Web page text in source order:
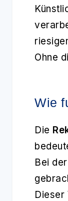
Ohne
Wie
Die
Bei
Dieser